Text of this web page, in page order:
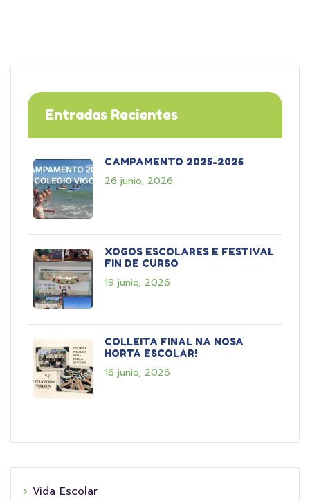
Entradas Recientes
CAMPAMENTO 2025-2026
26 junio, 2026
XOGOS ESCOLARES E FESTIVAL
FIN DE CURSO
19 junio, 2026
COLLEITA FINAL NA NOSA
HORTA ESCOLAR!
16 junio, 2026
Vida Escolar